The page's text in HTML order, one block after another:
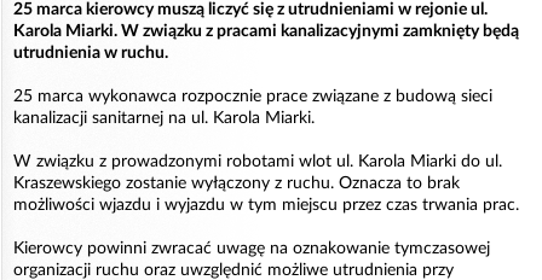
25 marca kierowcy muszą liczyć się z utrudnieniami w rejonie ul.
Karola Miarki. W związku z pracami kanalizacyjnymi zamknięty będą
utrudnienia w ruchu.
25 marca wykonawca rozpocznie prace związane z budową sieci
kanalizacji sanitarnej na ul. Karola Miarki.
W związku z prowadzonymi robotami wlot ul. Karola Miarki do ul.
Kraszewskiego zostanie wyłączony z ruchu. Oznacza to brak
możliwości wjazdu i wyjazdu w tym miejscu przez czas trwania prac.
Kierowcy powinni zwracać uwagę na oznakowanie tymczasowej
organizacji ruchu oraz uwzględnić możliwe utrudnienia przy